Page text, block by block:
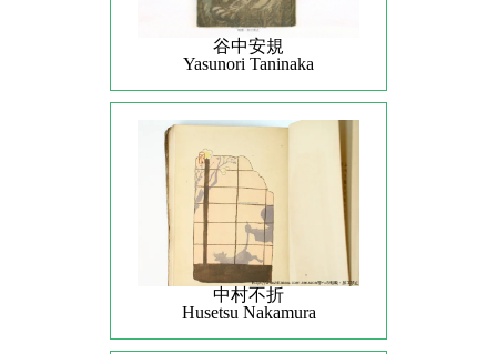
谷中安規
Yasunori Taninaka
中村不折
Husetsu Nakamura